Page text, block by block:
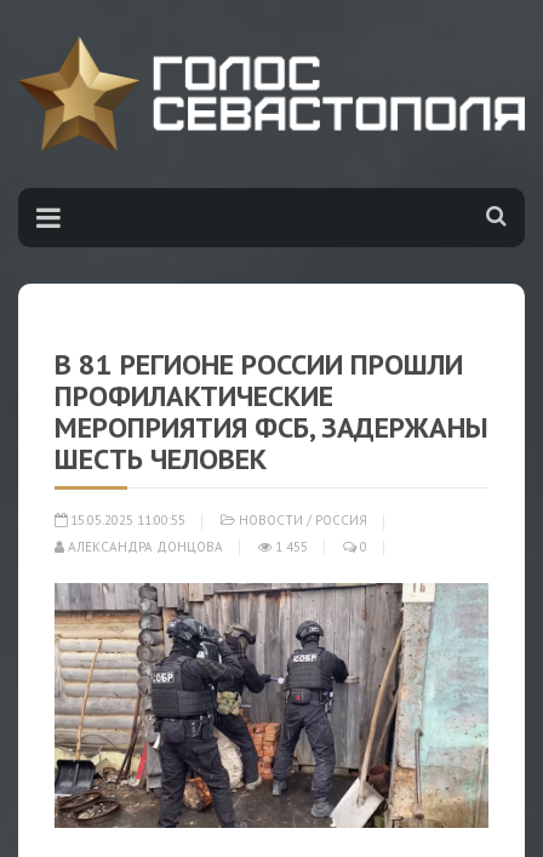
В 81 РЕГИОНЕ РОССИИ ПРОШЛИ
ПРОФИЛАКТИЧЕСКИЕ
МЕРОПРИЯТИЯ ФСБ, ЗАДЕРЖАНЫ
ШЕСТЬ ЧЕЛОВЕК
15.05.2025 11:00:55 НОВОСТИ / РОССИЯ
АЛЕКСАНДРА ДОНЦОВА
1 455 0